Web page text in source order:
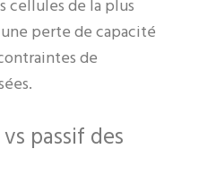
cellules de la plus
perte de capacité
de
passif des